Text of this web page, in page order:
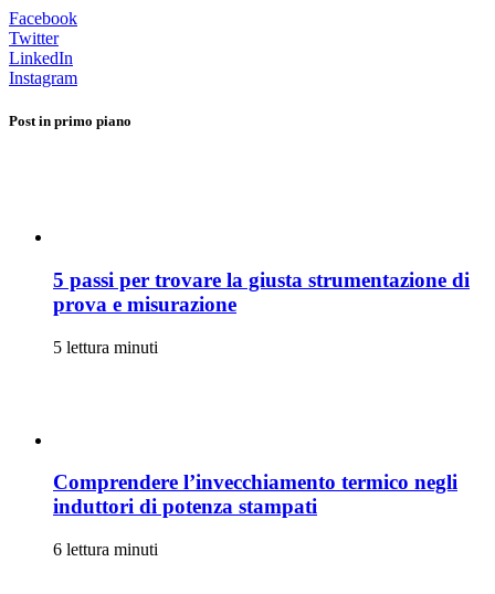
Facebook
Twitter
LinkedIn
Instagram
Post in primo piano
5 passi per trovare la giusta strumentazione di
prova e misurazione
5 lettura minuti
Comprendere l’invecchiamento termico negli
induttori di potenza stampati
6 lettura minuti